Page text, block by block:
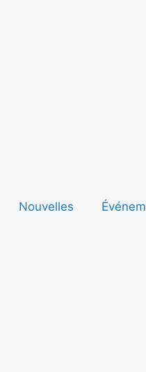
Nouvelles